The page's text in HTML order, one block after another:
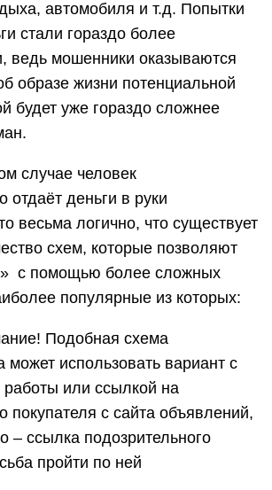
автомобиля и т.д. Попытки
стали гораздо более
ведь мошенники оказываются
образе жизни потенциальной
будет уже гораздо сложнее
случае человек
отдаёт деньги в руки
весьма логично, что существует
схем, которые позволяют
с помощью более сложных
популярные из которых:
Подобная схема
может использовать вариант с
или ссылкой на
покупателя с сайта объявлений,
– ссылка подозрительного
пройти по ней